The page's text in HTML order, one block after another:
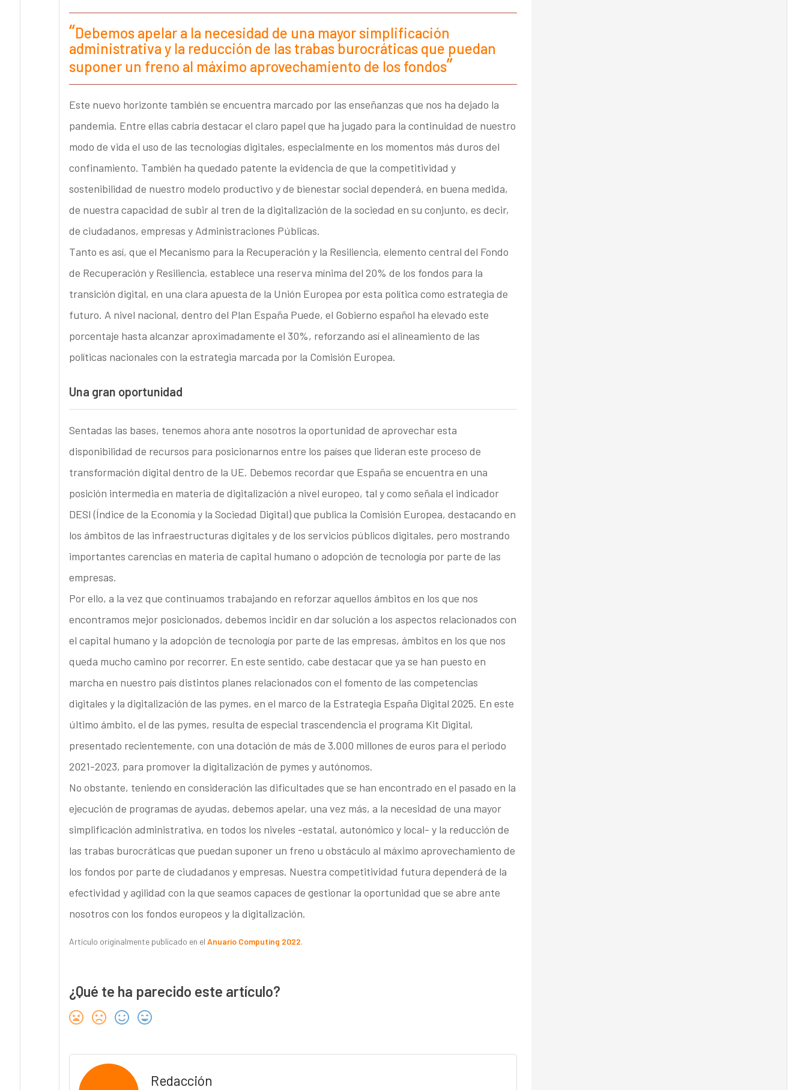
Debemos apelar a la necesidad de una mayor simplificación
administrativa y la reducción de las trabas burocráticas que puedan
suponer un freno al máximo aprovechamiento de los fondos
Este nuevo horizonte también se encuentra marcado por las enseñanzas que nos ha dejado la
pandemia. Entre ellas cabría destacar el claro papel que ha jugado para la continuidad de nuestro
modo de vida el uso de las tecnologías digitales, especialmente en los momentos más duros del
confinamiento. También ha quedado patente la evidencia de que la competitividad y
sostenibilidad de nuestro modelo productivo y de bienestar social dependerá, en buena medida,
de nuestra capacidad de subir al tren de la digitalización de la sociedad en su conjunto, es decir,
de ciudadanos, empresas y Administraciones Públicas.
Tanto es así, que el Mecanismo para la Recuperación y la Resiliencia, elemento central del Fondo
de Recuperación y Resiliencia, establece una reserva mínima del 20% de los fondos para la
transición digital, en una clara apuesta de la Unión Europea por esta política como estrategia de
futuro. A nivel nacional, dentro del Plan España Puede, el Gobierno español ha elevado este
porcentaje hasta alcanzar aproximadamente el 30%, reforzando así el alineamiento de las
políticas nacionales con la estrategia marcada por la Comisión Europea.
Una gran oportunidad
Sentadas las bases, tenemos ahora ante nosotros la oportunidad de aprovechar esta
disponibilidad de recursos para posicionarnos entre los países que lideran este proceso de
transformación digital dentro de la UE. Debemos recordar que España se encuentra en una
posición intermedia en materia de digitalización a nivel europeo, tal y como señala el indicador
DESI (Índice de la Economía y la Sociedad Digital) que publica la Comisión Europea, destacando en
los ámbitos de las infraestructuras digitales y de los servicios públicos digitales, pero mostrando
importantes carencias en materia de capital humano o adopción de tecnología por parte de las
empresas.
Por ello, a la vez que continuamos trabajando en reforzar aquellos ámbitos en los que nos
encontramos mejor posicionados, debemos incidir en dar solución a los aspectos relacionados con
el capital humano y la adopción de tecnología por parte de las empresas, ámbitos en los que nos
queda mucho camino por recorrer. En este sentido, cabe destacar que ya se han puesto en
marcha en nuestro país distintos planes relacionados con el fomento de las competencias
digitales y la digitalización de las pymes, en el marco de la Estrategia España Digital 2025. En este
último ámbito, el de las pymes, resulta de especial trascendencia el programa Kit Digital,
presentado recientemente, con una dotación de más de 3.000 millones de euros para el periodo
2021-2023, para promover la digitalización de pymes y autónomos.
No obstante, teniendo en consideración las dificultades que se han encontrado en el pasado en la
ejecución de programas de ayudas, debemos apelar, una vez más, a la necesidad de una mayor
simplificación administrativa, en todos los niveles -estatal, autonómico y local- y la reducción de
las trabas burocráticas que puedan suponer un freno u obstáculo al máximo aprovechamiento de
los fondos por parte de ciudadanos y empresas. Nuestra competitividad futura dependerá de la
efectividad y agilidad con la que seamos capaces de gestionar la oportunidad que se abre ante
nosotros con los fondos europeos y la digitalización.
Artículo originalmente publicado en el Anuario Computing 2022.
¿Qué te ha parecido este artículo?
Redacción